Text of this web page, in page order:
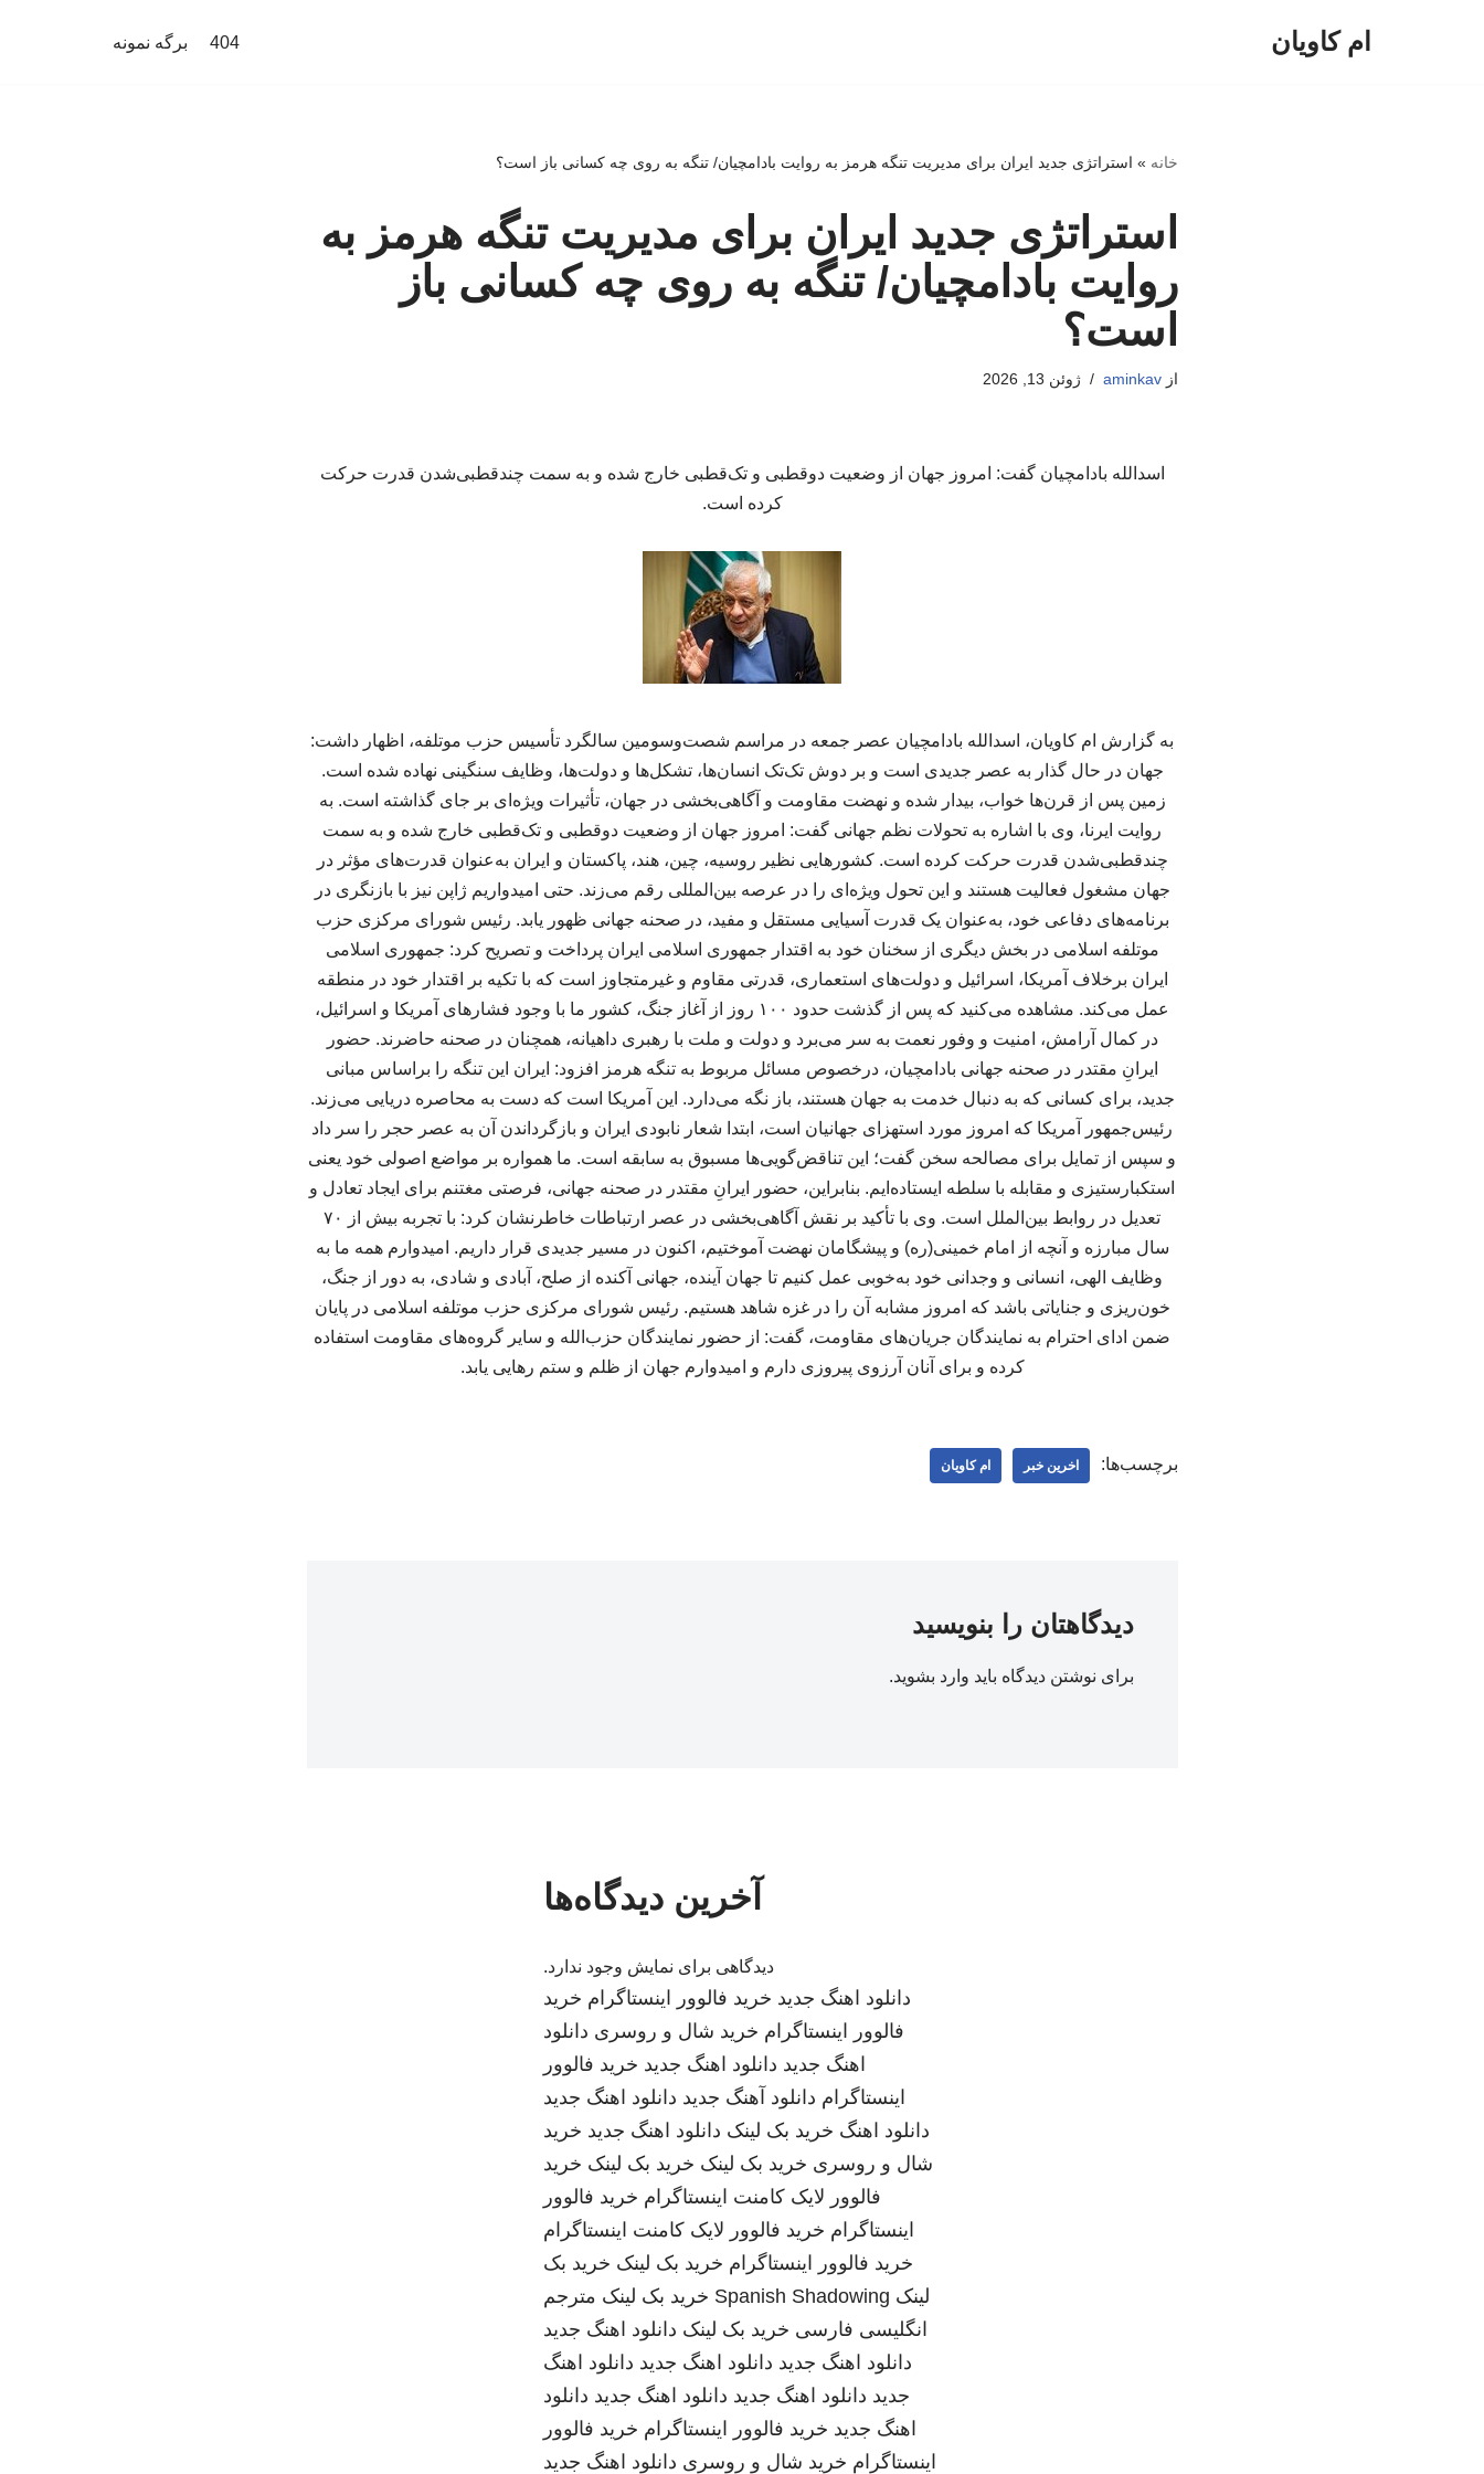
ام کاویان 404 برگه نمونه
خانه » استراتژی جدید ایران برای مدیریت تنگه هرمز به روایت بادامچیان/ تنگه به روی چه کسانی باز است؟
استراتژی جدید ایران برای مدیریت تنگه هرمز به
روایت بادامچیان/ تنگه به روی چه کسانی باز
است؟
ازaminkav ژوئن 13, 2026
اسدالله بادامچیان گفت: امروز جهان از وضعیت دوقطبی و تک‌قطبی خارج شده و به سمت چندقطبی‌شدن قدرت حرکت
کرده است.
به گزارش ام کاویان، اسدالله بادامچیان عصر جمعه در مراسم شصت‌وسومین سالگرد تأسیس حزب موتلفه، اظهار داشت:
جهان در حال گذار به عصر جدیدی است و بر دوش تک‌تک انسان‌ها، تشکل‌ها و دولت‌ها، وظایف سنگینی نهاده شده است.
زمین پس از قرن‌ها خواب، بیدار شده و نهضت مقاومت و آگاهی‌بخشی در جهان، تأثیرات ویژه‌ای بر جای گذاشته است. به
روایت ایرنا، وی با اشاره به تحولات نظم جهانی گفت: امروز جهان از وضعیت دوقطبی و تک‌قطبی خارج شده و به سمت
چندقطبی‌شدن قدرت حرکت کرده است. کشورهایی نظیر روسیه، چین، هند، پاکستان و ایران به‌عنوان قدرت‌های مؤثر در
جهان مشغول فعالیت هستند و این تحول ویژه‌ای را در عرصه بین‌المللی رقم می‌زند. حتی امیدواریم ژاپن نیز با بازنگری در
برنامه‌های دفاعی خود، به‌عنوان یک قدرت آسیایی مستقل و مفید، در صحنه جهانی ظهور یابد. رئیس شورای مرکزی حزب
موتلفه اسلامی در بخش دیگری از سخنان خود به اقتدار جمهوری اسلامی ایران پرداخت و تصریح کرد: جمهوری اسلامی
ایران برخلاف آمریکا، اسرائیل و دولت‌های استعماری، قدرتی مقاوم و غیرمتجاوز است که با تکیه بر اقتدار خود در منطقه
عمل می‌کند. مشاهده می‌کنید که پس از گذشت حدود ۱۰۰ روز از آغاز جنگ، کشور ما با وجود فشارهای آمریکا و اسرائیل،
در کمال آرامش، امنیت و وفور نعمت به سر می‌برد و دولت و ملت با رهبری داهیانه، همچنان در صحنه حاضرند. حضور
ایرانِ مقتدر در صحنه جهانی بادامچیان، درخصوص مسائل مربوط به تنگه هرمز افزود: ایران این تنگه را براساس مبانی
جدید، برای کسانی که به دنبال خدمت به جهان هستند، باز نگه می‌دارد. این آمریکا است که دست به محاصره دریایی می‌زند.
رئیس‌جمهور آمریکا که امروز مورد استهزای جهانیان است، ابتدا شعار نابودی ایران و بازگرداندن آن به عصر حجر را سر داد
و سپس از تمایل برای مصالحه سخن گفت؛ این تناقض‌گویی‌ها مسبوق به سابقه است. ما همواره بر مواضع اصولی خود یعنی
استکبارستیزی و مقابله با سلطه ایستاده‌ایم. بنابراین، حضور ایرانِ مقتدر در صحنه جهانی، فرصتی مغتنم برای ایجاد تعادل و
تعدیل در روابط بین‌الملل است. وی با تأکید بر نقش آگاهی‌بخشی در عصر ارتباطات خاطرنشان کرد: با تجربه بیش از ۷۰
سال مبارزه و آنچه از امام خمینی(ره) و پیشگامان نهضت آموختیم، اکنون در مسیر جدیدی قرار داریم. امیدوارم همه ما به
وظایف الهی، انسانی و وجدانی خود به‌خوبی عمل کنیم تا جهان آینده، جهانی آکنده از صلح، آبادی و شادی، به دور از جنگ،
خون‌ریزی و جنایاتی باشد که امروز مشابه آن را در غزه شاهد هستیم. رئیس شورای مرکزی حزب موتلفه اسلامی در پایان
ضمن ادای احترام به نمایندگان جریان‌های مقاومت، گفت: از حضور نمایندگان حزب‌الله و سایر گروه‌های مقاومت استفاده
کرده و برای آنان آرزوی پیروزی دارم و امیدوارم جهان از ظلم و ستم رهایی یابد.
برچسب‌ها: اخرین خبر ام کاویان
دیدگاهتان را بنویسید
برای نوشتن دیدگاه باید وارد بشوید.
آخرین دیدگاه‌ها
دیدگاهی برای نمایش وجود ندارد.
دانلود اهنگ جدید خرید فالوور اینستاگرام خرید
فالوور اینستاگرام خرید شال و روسری دانلود
اهنگ جدید دانلود اهنگ جدید خرید فالوور
اینستاگرام دانلود آهنگ جدید دانلود اهنگ جدید
دانلود اهنگ خرید بک لینک دانلود اهنگ جدید خرید
شال و روسری خرید بک لینک خرید بک لینک خرید
فالوور لایک کامنت اینستاگرام خرید فالوور
اینستاگرام خرید فالوور لایک کامنت اینستاگرام
خرید فالوور اینستاگرام خرید بک لینک خرید بک
لینک Spanish Shadowing خرید بک لینک مترجم
انگلیسی فارسی خرید بک لینک دانلود اهنگ جدید
دانلود اهنگ جدید دانلود اهنگ جدید دانلود اهنگ
جدید دانلود اهنگ جدید دانلود اهنگ جدید دانلود
اهنگ جدید خرید فالوور اینستاگرام خرید فالوور
اینستاگرام خرید شال و روسری دانلود اهنگ جدید